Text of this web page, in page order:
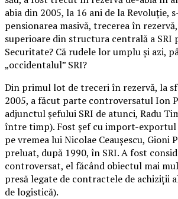
abia din 2005, la 16 ani de la Revoluţie,
pensionarea masivă, trecerea în
superioare din structura centrală a SRI
Securitate? Că rudele lor umplu şi azi,
„occidentalul” SRI?
Din primul lot de treceri în rezervă, la
2005, a făcut parte controversatul Ion
adjunctul şefului SRI de atunci, Radu
între timp). Fost şef cu import-exportul
pe vremea lui Nicolae Ceauşescu, Gioni
preluat, după 1990, în SRI. A fost
controversat, el făcând obiectul mai
presă legate de contractele de achiziţii
de logistică).